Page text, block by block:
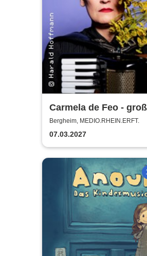
Carmela de Feo -
erfolgreich!
Bergheim, MEDIO.RHEIN.ERFT.
07.03.2027